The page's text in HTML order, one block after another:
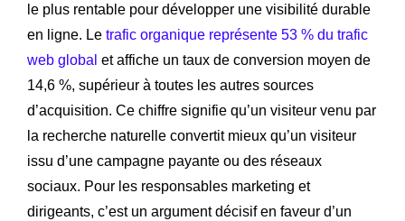
le plus rentable pour développer une visibilité durable
en ligne. Le trafic organique représente 53 % du trafic
web global et affiche un taux de conversion moyen de
14,6 %, supérieur à toutes les autres sources
d’acquisition. Ce chiffre signifie qu’un visiteur venu par
la recherche naturelle convertit mieux qu’un visiteur
issu d’une campagne payante ou des réseaux
sociaux. Pour les responsables marketing et
dirigeants, c’est un argument décisif en faveur d’un